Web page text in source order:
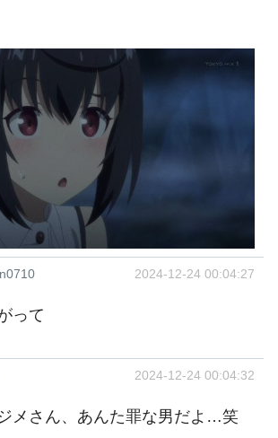
2024-12-24 00:04:27
って
2024-12-24 00:04:32
メさん、あんた罪な男だよ…笑